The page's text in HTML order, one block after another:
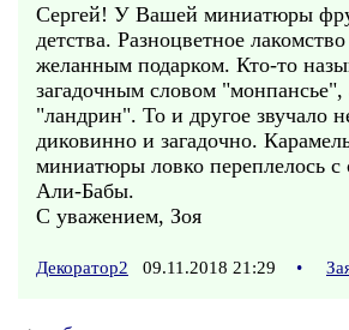
Сергей! У Вашей миниатюры
детства. Разноцветное
желанным подарком. Кто-то
загадочным словом "монпансье",
"ландрин". То и другое звучало
диковинно и загадочно.
миниатюры ловко переплелось
Али-Бабы.
С уважением, Зоя
Декоратор2 09.11.2018 21:29 •